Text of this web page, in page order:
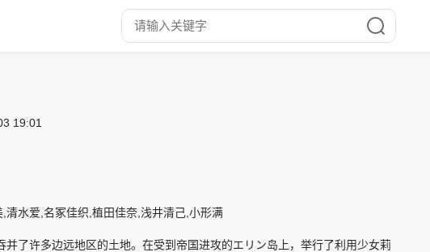
19:01
水爱,名冢佳织,植田佳奈,浅井清己,小形满
了许多边远地区的土地。在受到帝国进攻的エリン岛上，举行了利用少女莉